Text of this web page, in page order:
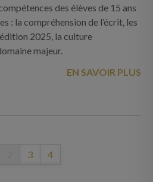
des élèves de 15 ans
: la compréhension de l’écrit, les
2025, la culture
majeur.
EN SAVOIR PLUS
3 4